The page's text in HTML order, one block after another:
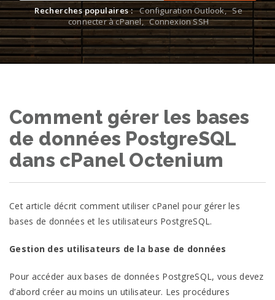
Recherches populaires : Configuration Outlook, Se
connecter à cPanel, Connexion SSH
Comment gérer les bases
de données PostgreSQL
dans cPanel Octenium
Cet article décrit comment utiliser cPanel pour gérer les
bases de données et les utilisateurs PostgreSQL.
Gestion des utilisateurs de la base de données
Pour accéder aux bases de données PostgreSQL, vous devez
d’abord créer au moins un utilisateur. Les procédures